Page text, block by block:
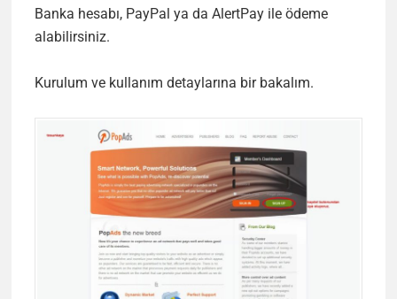
Banka hesabı, PayPal ya da AlertPay ile ödeme
alabilirsiniz.
Kurulum ve kullanım detaylarına bir bakalım.